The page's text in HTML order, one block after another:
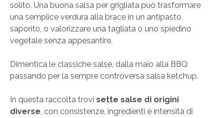
solito. Una buona salsa per grigliata può trasformare
una semplice verdura alla brace in un antipasto
saporito, o valorizzare una tagliata o uno spiedino
vegetale senza appesantire.
Dimentica le classiche salse, dalla maio alla BBQ
passando per la sempre controversa salsa ketchup.
In questa raccolta trovi sette salse di origini
diverse, con consistenze, ingredienti e intensità di